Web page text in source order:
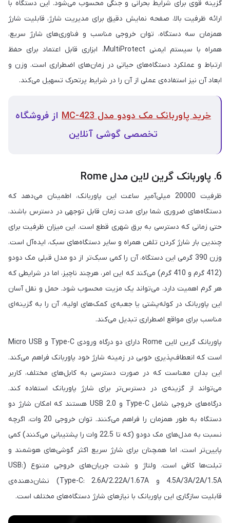
گزینه قوی برای شرایط بحرانی و جنگی محسوب می‌شود. این دستگاه با
ارائه ظرفیت بالا، صفحه نمایش دقیق برای مدیریت شارژ، قابلیت شارژ
همزمان سه دستگاه، توان خروجی مناسب و فناوری‌های شارژ سریع،
همراه با سیستم ایمنی MultiProtect، ابزاری قابل اعتماد برای حفظ
ارتباط و عملکرد دستگاه‌های حیاتی در زمان‌های اضطراری است. وزن و
ابعاد آن نیز استفاده‌ی عملی از آن را در شرایط پرتحرک تسهیل می‌کند.
خرید پاوربانک مک دودو مدل MC-423
از فروشگاه
تخصصی گوشی آنلاین
6. پاوربانک گرین لاین مدل Rome
ظرفیت 20000 میلی‌آمپر ساعت این پاوربانک، اطمینان می‌دهد که
دستگاه‌های ضروری شما برای مدت زمان قابل توجهی در دسترس باشند،
حتی زمانی که دسترسی به برق شهری قطع است. این میزان ظرفیت برای
چندین بار شارژ کردن تلفن همراه و سایر دستگاه‌های سبک، ایده‌آل است.
وزن 390 گرمی این دستگاه، آن را کمی سبک‌تر از دو مدل قبلی مک دودو
(412 گرم و 410 گرم) می‌کند که این امر، هرچند ناچیز، اما در شرایطی که
هر گرم اهمیت دارد، می‌تواند یک مزیت محسوب شود. حمل و نقل آسان
این پاوربانک در کوله‌پشتی یا جعبه‌ی کمک‌های اولیه، آن را به گزینه‌ای
مناسب برای مواقع اضطراری تبدیل می‌کند.
پاوربانک گرین لاین Rome دارای دو درگاه ورودی Type-C و Micro USB
است که انعطاف‌پذیری خوبی در زمینه شارژ خود پاوربانک فراهم می‌کند.
این بدان معناست که در صورت دسترسی به کابل‌های مختلف، کاربر
می‌تواند از گزینه‌ی در دسترس‌تر برای شارژ پاوربانک استفاده کند.
درگاه‌های خروجی شامل Type-C و USB 2.0 هستند که امکان شارژ دو
دستگاه به طور همزمان را فراهم می‌کنند. توان خروجی 20 وات، اگرچه
نسبت به مدل‌های مک دودو (که تا 22.5 وات را پشتیبانی می‌کنند) کمی
پایین‌تر است، اما همچنان برای شارژ سریع اکثر گوشی‌های هوشمند و
تبلت‌ها کافی است. ولتاژ و شدت جریان‌های خروجی متنوع (USB:
4.5A/3A/2A/1.5A و Type-C: 2.6A/2.22A/1.67A) نشان‌دهنده‌ی
قابلیت سازگاری این پاوربانک با نیازهای شارژ دستگاه‌های مختلف است.